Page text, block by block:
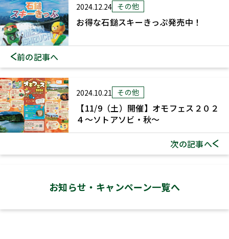
2024.12.24 その他
お得な石鎚スキーきっぷ発売中！
前の記事へ
お知らせ・ キャンペーン一覧へ
2024.10.21 その他
【11/9（土）開催】オモフェス２０２
４～ソトアソビ・秋～
次の記事へ